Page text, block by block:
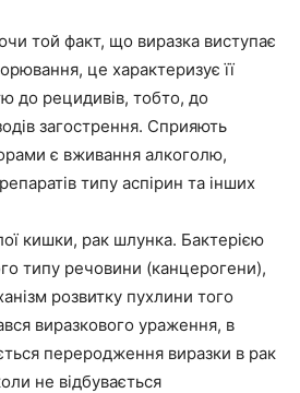
той факт, що виразка виступає
це характеризує її
до рецидивів, тобто, до
загострення. Сприяють
є вживання алкоголю,
типу аспірин та інших
кишки, рак шлунка. Бактерією
типу речовини (канцерогени),
розвитку пухлини того
виразкового ураження, в
переродження виразки в рак
не відбувається